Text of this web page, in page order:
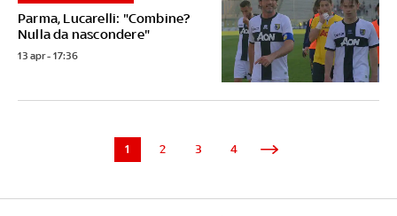
Parma, Lucarelli: "Combine?
Nulla da nascondere"
13 apr - 17:36
1 2 3 4